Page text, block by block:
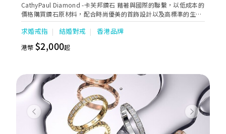
CathyPaul Diamond -卡芙邦鑽石 藉著與國際的聯繫，以低成本的
價格購買鑽石原材料，配合時尚優美的首飾設計以及高標準的生
產，製作出多款性價比極高、閃爍動人的珠寶首飾，實行O2O 營銷
模式，線上營銷線下購買，減低昂貴的店鋪租金，令消費者更能夠
直接受惠，並同時享有高品質的售後保証。
求婚戒指 結婚對戒 香港品牌
港幣$2,000起
Previous Next